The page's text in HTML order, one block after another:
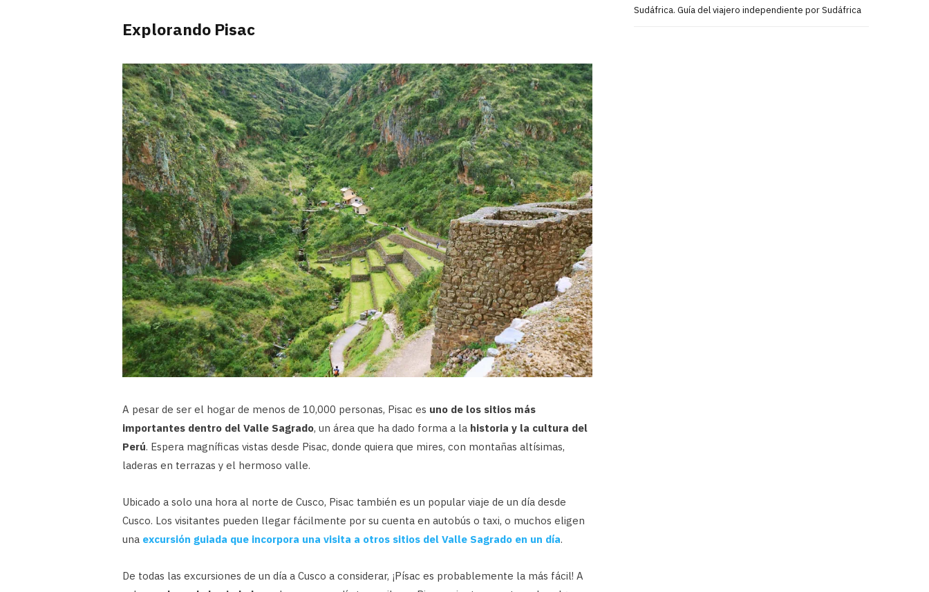
Explorando Pisac
A pesar de ser el hogar de menos de 10,000 personas, Pisac es uno de los sitios más
importantes dentro del Valle Sagrado, un área que ha dado forma a la historia y la cultura del
Perú. Espera magníficas vistas desde Pisac, donde quiera que mires, con montañas altísimas,
laderas en terrazas y el hermoso valle.
Ubicado a solo una hora al norte de Cusco, Pisac también es un popular viaje de un día desde
Cusco. Los visitantes pueden llegar fácilmente por su cuenta en autobús o taxi, o muchos eligen
una excursión guiada que incorpora una visita a otros sitios del Valle Sagrado en un día.
De todas las excursiones de un día a Cusco a considerar, ¡Písac es probablemente la más fácil! A
Sudáfrica. Guía del viajero independiente por Sudáfrica